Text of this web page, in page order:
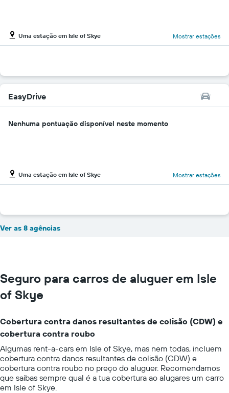
Uma estação em Isle of Skye Mostrar estações
EasyDrive
Nenhuma pontuação disponível neste momento
Uma estação em Isle of Skye Mostrar estações
Ver as 8 agências
Seguro para carros de aluguer em Isle
of Skye
Cobertura contra danos resultantes de colisão (CDW) e
cobertura contra roubo
Algumas rent-a-cars em Isle of Skye, mas nem todas, incluem
cobertura contra danos resultantes de colisão (CDW) e
cobertura contra roubo no preço do aluguer. Recomendamos
que saibas sempre qual é a tua cobertura ao alugares um carro
em Isle of Skye.